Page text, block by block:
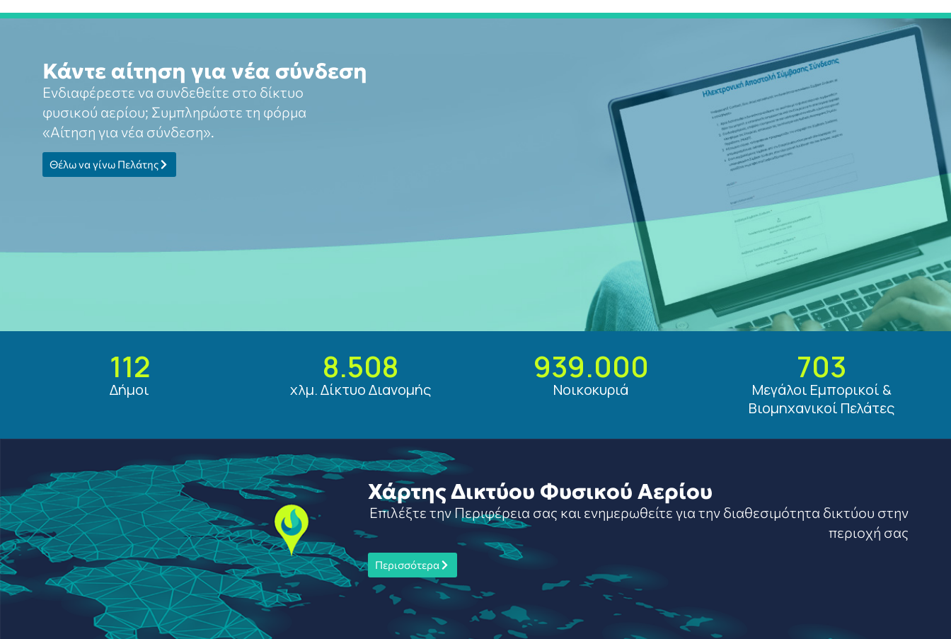
Κάντε αίτηση για νέα σύνδεση
Ενδιαφέρεστε να συνδεθείτε στο δίκτυο
φυσικού αερίου; Συμπληρώστε τη φόρμα
«Αίτηση για νέα σύνδεση».
Θέλω να γίνω Πελάτης
Δήμοι
112
χλμ. Δίκτυο Διανομής
8.508
Νοικοκυριά
939.000
Μεγάλοι Εμπορικοί &
Βιομηχανικοί Πελάτες
703
Χάρτης Δικτύου Φυσικού Αερίου
Επιλέξτε την Περιφέρεια σας και ενημερωθείτε για την διαθεσιμότητα δικτύου στην
περιοχή σας
Περισσότερα